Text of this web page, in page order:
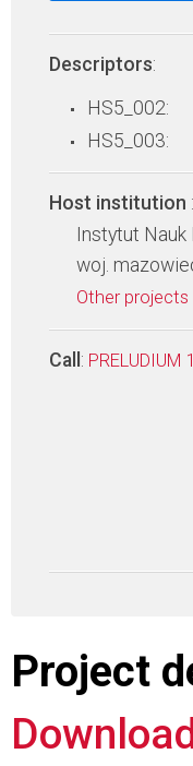
Descriptors:
HS5_002:
HS5_003:
Host institution :
Instytut Nauk
woj.
Other
Call : PRELUDIUM
Project